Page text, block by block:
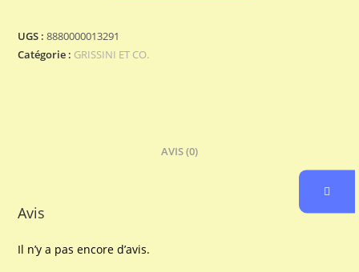
UGS :8880000013291
Catégorie : GRISSINI ET CO.
AVIS (0)
Avis
Il n’y a pas encore d’avis.